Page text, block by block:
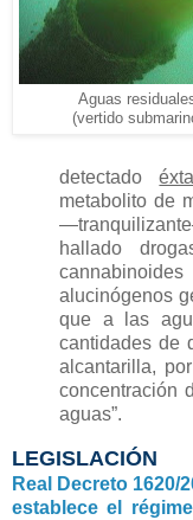
Aguas
(vertido
detectado
metabolito de
hallado
alucinógenos
que a las
cantidades de
alcantarilla,
concentración
aguas”.
LEGISLACIÓN
Real Decreto 1620/
establece el